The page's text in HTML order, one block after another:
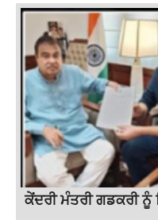
ਕੇਂਦਰੀ ਮੰਤਰੀ ਗਡਕਰੀ ਨੂੰ